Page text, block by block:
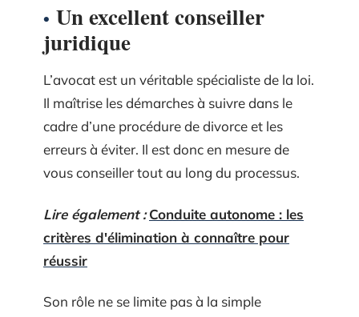
Un excellent conseiller
juridique
L’avocat est un véritable spécialiste de la loi.
Il maîtrise les démarches à suivre dans le
cadre d’une procédure de divorce et les
erreurs à éviter. Il est donc en mesure de
vous conseiller tout au long du processus.
Lire également : Conduite autonome : les
critères d'élimination à connaître pour
réussir
Son rôle ne se limite pas à la simple